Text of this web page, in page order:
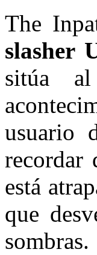
The
slasher
sitúa
usuario
recordar
está
que
sombras.